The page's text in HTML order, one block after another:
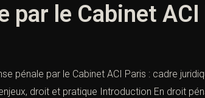
par le Cabinet ACI
pénale par le Cabinet ACI Paris : cadre
droit et pratique Introduction En droit